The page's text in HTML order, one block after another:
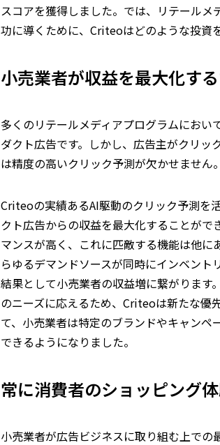
スコアを獲得しました。では、リテール
功に導くために、Criteoはどのような投資
小売業者が収益を最大化す
多くのリテールメディアプログラムにお
ダクト広告です。しかし、広告主がクリ
は精度の高いクリック予測が欠かせません。
Criteoの実績あるAI駆動のクリック予測を
クト広告からの収益を最大化することが
マンスが高く、これに匹敵する機能は他
らゆるデマンドソースが同時にインベント
結果として小売業者の収益増に繋がりま
のニーズに応えるため、Criteoは新たな優
て、小売業者は特定のブランドやキャン
できるようになりました。
常に消費者のショッピング
小売業者が広告ビジネスに取り組む上で